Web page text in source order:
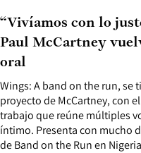
Wings: A band on the run,
proyecto de McCartney, con
trabajo que reúne múltiples
íntimo. Presenta con mucho
de Band on the Run en
“Vivíamos con lo
Paul McCartney
oral